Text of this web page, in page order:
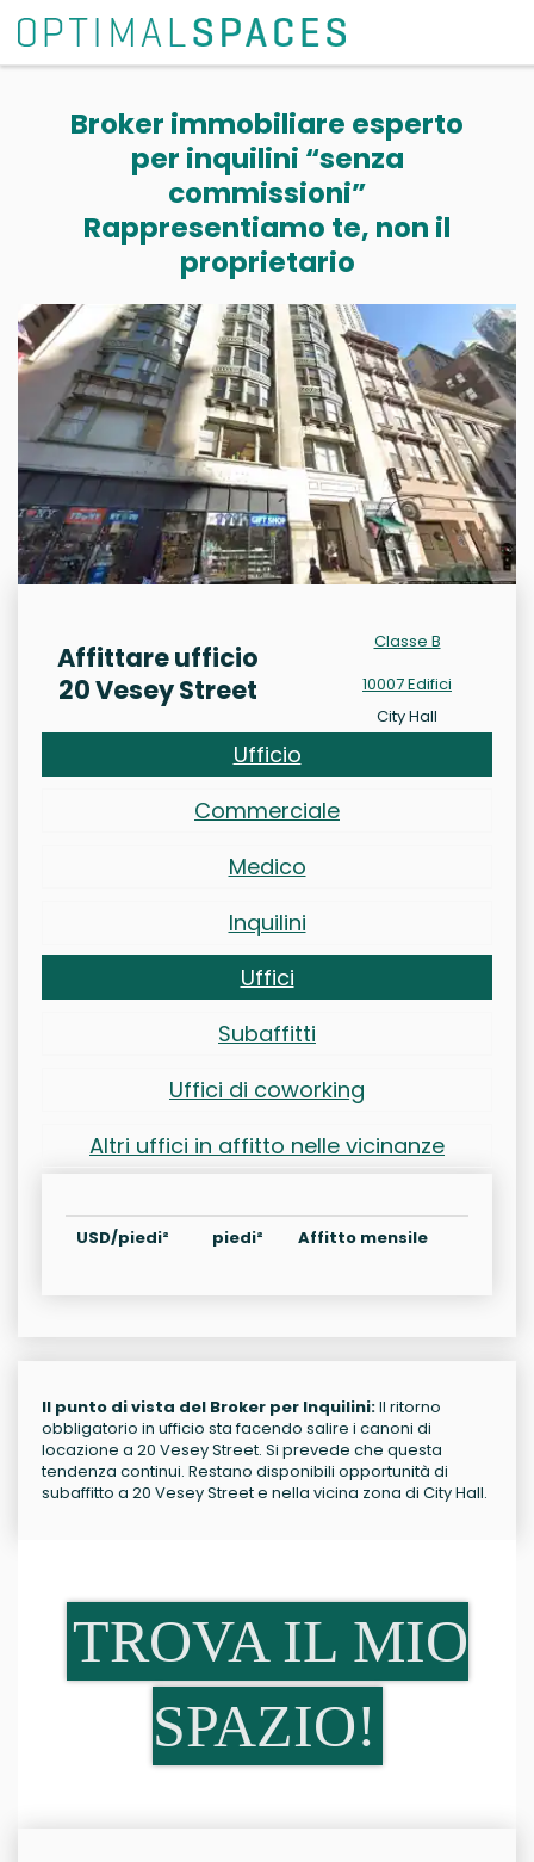
Broker immobiliare esperto
per inquilini “senza
commissioni”
Rappresentiamo te, non il
proprietario
Affittare ufficio
20 Vesey Street
Classe B
10007 Edifici
City Hall
Ufficio
Commerciale
Medico
Inquilini
Uffici
Subaffitti
Uffici di coworking
Altri uffici in affitto nelle vicinanze
USD/piedi² piedi² Affitto mensile
Il punto di vista del Broker per Inquilini:Il ritorno
obbligatorio in ufficio sta facendo salire i canoni di
locazione a 20 Vesey Street. Si prevede che questa
tendenza continui. Restano disponibili opportunità di
subaffitto a 20 Vesey Street e nella vicina zona di City Hall.
TROVA IL MIO
SPAZIO!